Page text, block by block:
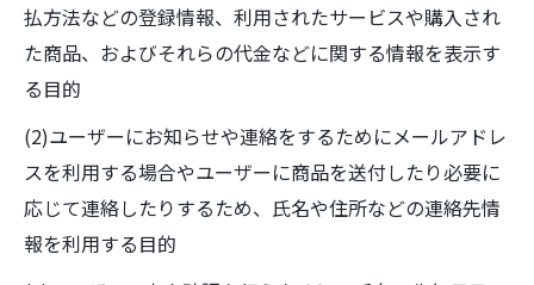
払方法などの登録情報、利用されたサービスや購入され
た商品、およびそれらの代金などに関する情報を表示す
る目的
(2)ユーザーにお知らせや連絡をするためにメールアドレ
スを利用する場合やユーザーに商品を送付したり必要に
応じて連絡したりするため、氏名や住所などの連絡先情
報を利用する目的